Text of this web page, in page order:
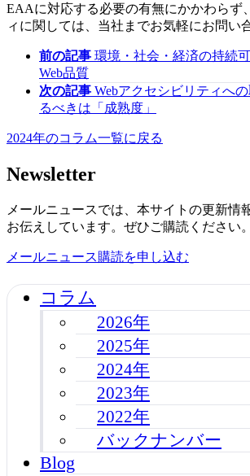
EAAに対応する必要の有無にかかわらず
ィに関しては、当社までお気軽にお問い
前の記事 環境・社会・経済の持続
Web品質
次の記事 Webアクセシビリティへ
るべきは「成熟度」
2024年のコラム一覧に戻る
Newsletter
メールニュースでは、本サイトの更新情
お伝えしています。ぜひご購読ください。
メールニュース購読を申し込む
コラム
2026年
2025年
2024年
2023年
2022年
バックナンバー
Blog